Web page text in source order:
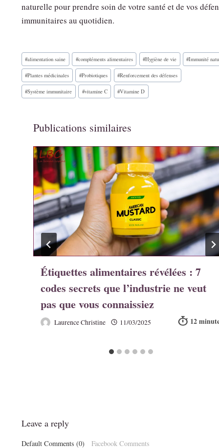
naturelle pour prendre soin de votre santé et de vos
immunitaires au quotidien.
Étiquettes
de
la
publication :
#alimentation saine #compléments alimentaires #Hygiène de vie #Immunité
#Plantes médicinales #Probiotiques #Renforcement des défenses
#Système immunitaire #vitamine C #Vitamine D
Publications similaires
Étiquettes alimentaires révélées : 7
codes secrets que l’industrie ne veut
pas que vous connaissiez
Laurence Christine 11/03/2025
Leave a reply
Default Comments (0) Facebook Comments